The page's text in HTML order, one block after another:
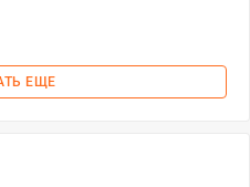
ЕЩЕ